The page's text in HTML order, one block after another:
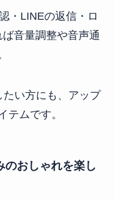
・LINEの返信・ロ
音量調整や音声通
い方にも、アップ
テムです。
のおしゃれを楽し